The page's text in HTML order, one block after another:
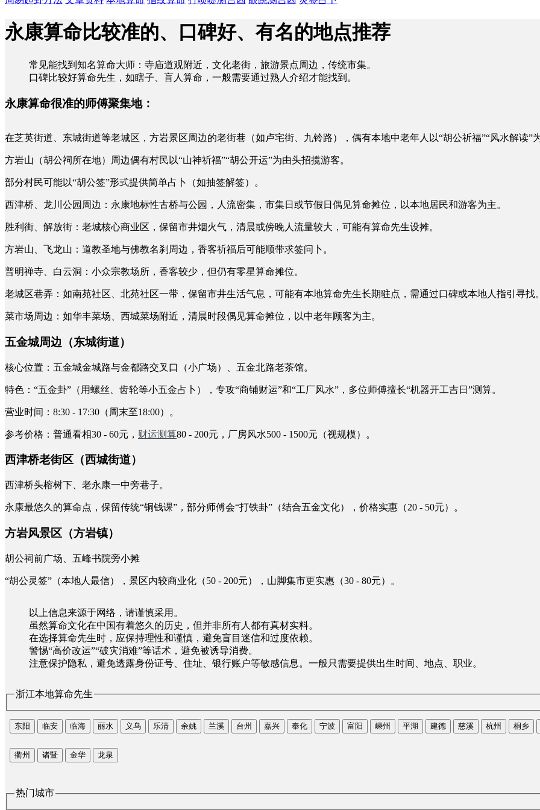
永康算命比较准的、口碑好、有名的地点推荐
常见能找到知名算命大师：寺庙道观附近，文化老街，旅游景点周边，传统市集。
口碑比较好算命先生，如瞎子、盲人算命，一般需要通过熟人介绍才能找到。
永康算命很准的师傅聚集地：
在芝英街道、东城街道等老城区，方岩景区周边的老街巷（如卢宅街、九铃路），偶有本地中老年人以“胡公祈福”“风水解读”
方岩山（胡公祠所在地）周边偶有村民以“山神祈福”“胡公开运”为由头招揽游客。
部分村民可能以“胡公签”形式提供简单占卜（如抽签解签）。
西津桥、龙川公园周边：永康地标性古桥与公园，人流密集，市集日或节假日偶见算命摊位，以本地居民和游客为主。
胜利街、解放街：老城核心商业区，保留市井烟火气，清晨或傍晚人流量较大，可能有算命先生设摊。
方岩山、飞龙山：道教圣地与佛教名刹周边，香客祈福后可能顺带求签问卜。
普明禅寺、白云洞：小众宗教场所，香客较少，但仍有零星算命摊位。
老城区巷弄：如南苑社区、北苑社区一带，保留市井生活气息，可能有本地算命先生长期驻点，需通过口碑或本地人指引寻找
菜市场周边：如华丰菜场、西城菜场附近，清晨时段偶见算命摊位，以中老年顾客为主。
五金城周边（东城街道）
核心位置：五金城金城路与金都路交叉口（小广场）、五金北路老茶馆。
特色：“五金卦”（用螺丝、齿轮等小五金占卜），专攻“商铺财运”和“工厂风水”，多位师傅擅长“机器开工吉日”测算。
营业时间：8:30 - 17:30（周末至18:00）。
参考价格：普通看相30 - 60元， 财运测算80 - 200元，厂房风水500 - 1500元（视规模）。
西津桥老街区（西城街道）
西津桥头榕树下、老永康一中旁巷子。
永康最悠久的算命点，保留传统“铜钱课”，部分师傅会“打铁卦”（结合五金文化），价格实惠（20 - 50元）。
方岩风景区（方岩镇）
胡公祠前广场、五峰书院旁小摊
“胡公灵签”（本地人最信），景区内较商业化（50 - 200元），山脚集市更实惠（30 - 80元）。
以上信息来源于网络，请谨慎采用。
虽然算命文化在中国有着悠久的历史，但并非所有人都有真材实料。
在选择算命先生时，应保持理性和谨慎，避免盲目迷信和过度依赖。
警惕“高价改运”“破灾消难”等话术，避免被诱导消费。
注意保护隐私，避免透露身份证号、住址、银行账户等敏感信息。一般只需要提供出生时间、地点、职业。
浙江本地算命先生
东阳 临安 临海 丽水 义乌 乐清 余姚 兰溪 台州 嘉兴 奉化 宁波 富阳 嵊州 平湖 建德 慈溪 杭州 桐乡
衢州 诸暨 金华 龙泉
热门城市